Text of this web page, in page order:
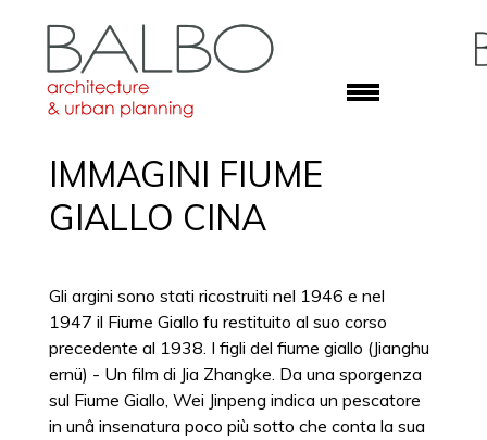
IMMAGINI FIUME
GIALLO CINA
Gli argini sono stati ricostruiti nel 1946 e nel
1947 il Fiume Giallo fu restituito al suo corso
precedente al 1938. I figli del fiume giallo (Jianghu
ernü) - Un film di Jia Zhangke. Da una sporgenza
sul Fiume Giallo, Wei Jinpeng indica un pescatore
in unâ insenatura poco più sotto che conta la sua